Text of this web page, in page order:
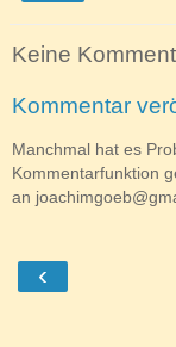
Keine
Kommentar
Manchmal hat es
Kommentarfunktion
an
‹